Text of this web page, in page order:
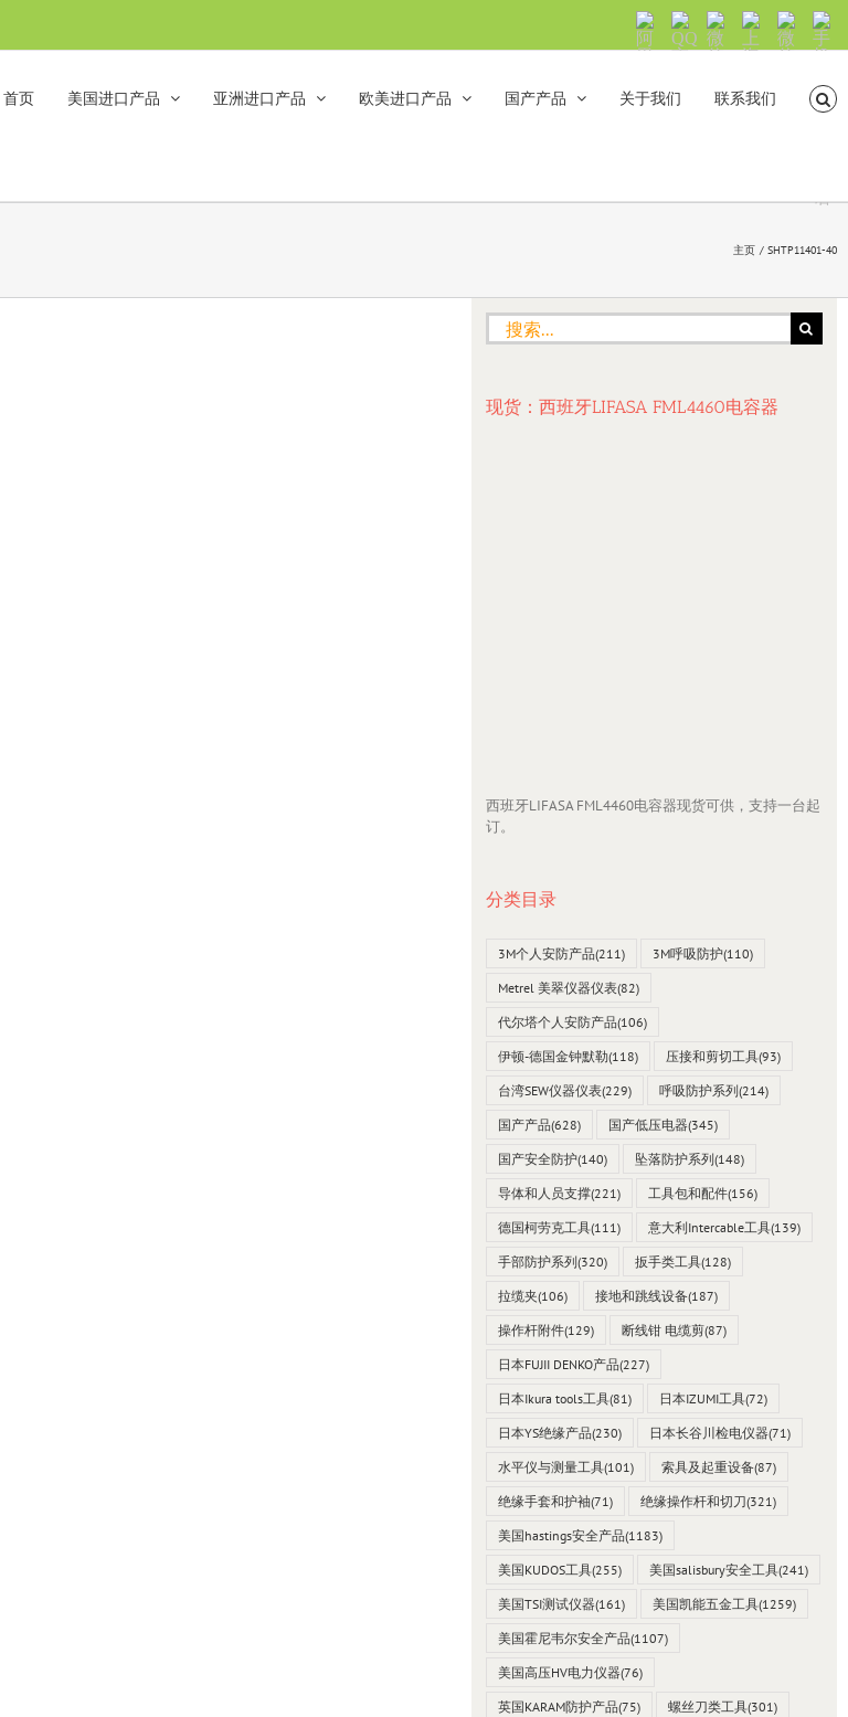
阿
里
沟
QQ
交
微
信
号：
shanhehairong
上
海
海
微
信
手
机
览
直
接
首页 美国进口产品 亚洲进口产品 欧美进口产品 国产产品 关于我们 联系我们
主页 SHTP11401-40
搜
索：
现货：西班牙LIFASA FML4460电容器
西班牙LIFASA FML4460电容器现货可供，支持一台起
订。
分类目录
3M个人安防产品(211) 3M呼吸防护(110)
Metrel 美翠仪器仪表(82)
代尔塔个人安防产品(106)
伊顿-德国金钟默勒(118) 压接和剪切工具(93)
台湾SEW仪器仪表(229) 呼吸防护系列(214)
国产产品(628) 国产低压电器(345)
国产安全防护(140) 坠落防护系列(148)
导体和人员支撑(221) 工具包和配件(156)
德国柯劳克工具(111) 意大利Intercable工具(139)
手部防护系列(320) 扳手类工具(128)
拉缆夹(106) 接地和跳线设备(187)
操作杆附件(129) 断线钳 电缆剪(87)
日本FUJII DENKO产品(227)
日本Ikura tools工具(81) 日本IZUMI工具(72)
日本YS绝缘产品(230) 日本长谷川检电仪器(71)
水平仪与测量工具(101) 索具及起重设备(87)
绝缘手套和护袖(71) 绝缘操作杆和切刀(321)
美国hastings安全产品(1183)
美国KUDOS工具(255) 美国salisbury安全工具(241)
美国TSI测试仪器(161) 美国凯能五金工具(1259)
美国霍尼韦尔安全产品(1107)
美国高压HV电力仪器(76)
英国KARAM防护产品(75) 螺丝刀类工具(301)